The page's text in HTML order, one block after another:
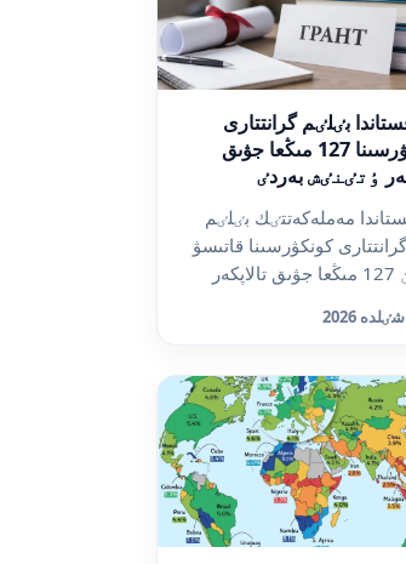
بٸلٸم گرانتتارى
كونكۋرسىنا 127 مىڭعا جۋىق
ٶتٸنٸش بەردٸ
مەملەكەتتٸك بٸلٸم
كونكۋرسىنا قاتىسۋ
ٷشٸن 127 مىڭعا جۋىق تالاپكەر